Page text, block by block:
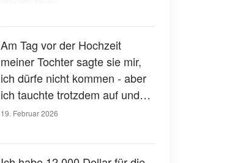
Am Tag vor der Hochzeit
meiner Tochter sagte sie mir,
ich dürfe nicht kommen - aber
ich tauchte trotzdem auf und
mein Herz zerbrach in dem
19. Februar 2026